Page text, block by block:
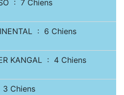
: 7 Chiens
: 6 Chiens
KANGAL : 4 Chiens
3 Chiens